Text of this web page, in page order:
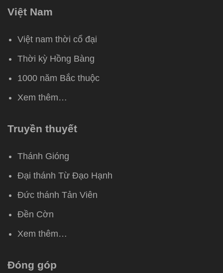
Việt Nam
Việt nam thời cổ đại
Thời kỳ Hồng Bàng
1000 năm Bắc thuộc
Xem thêm…
Truyền thuyết
Thánh Gióng
Đại thánh Từ Đạo Hạnh
Đức thánh Tản Viên
Đền Cờn
Xem thêm…
Đóng góp